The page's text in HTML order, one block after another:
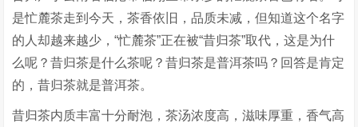
是忙麓茶走到今天，茶香依旧，品质未减，但知道这个名字
的人却越来越少，“忙麓茶”正在被“昔归茶”取代，这是为什
么呢？昔归茶是什么茶呢？昔归茶是普洱茶吗？回答是肯定
的，昔归茶就是普洱茶。
昔归茶内质丰富十分耐泡，茶汤浓度高，滋味厚重，香气高